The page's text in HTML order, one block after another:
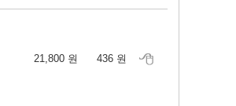
21,800 원 436 원